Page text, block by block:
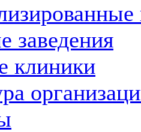
заведения
клиники